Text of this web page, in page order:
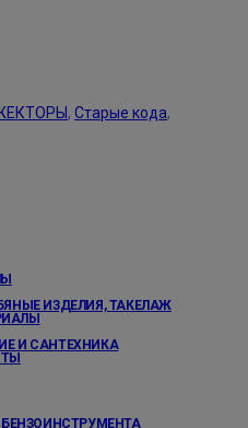
, Старые кода,
ИЗДЕЛИЯ, ТАКЕЛАЖ
И САНТЕХНИКА